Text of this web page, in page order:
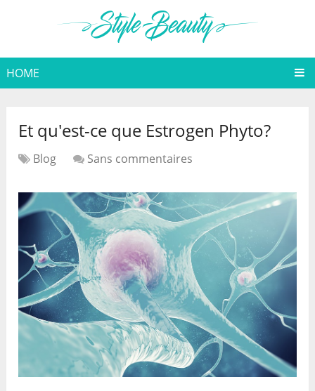
HOME
Et qu'est-ce que Estrogen Phyto?
Blog Sans commentaires